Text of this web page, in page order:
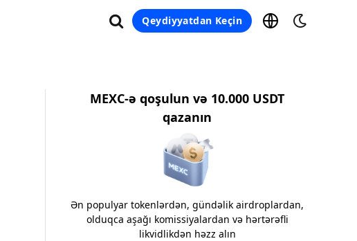
Qeydiyyatdan Keçin
MEXC-ə qoşulun və 10.000 USDT
qazanın
Ən populyar tokenlərdən, gündəlik airdroplardan,
olduqca aşağı komissiyalardan və hərtərəfli
likvidlikdən həzz alın